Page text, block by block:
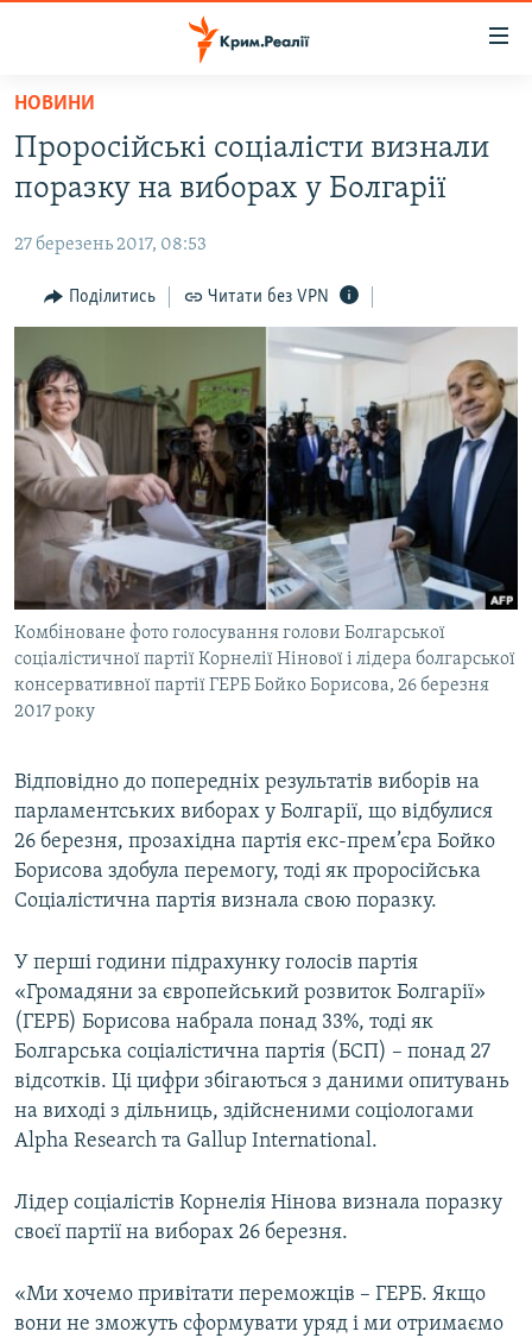
Перейти
основного
матеріалу
Перейти
до
навігації
Перейти
пошуку
ВОДА.КРИМ
ВІДЕО ТА ФОТО
ПОЛІТИКА
БЛОГИ
ІНТЕРВ'Ю
ВСЕ ЗА ДЕНЬ
СПЕЦПРОЕКТИ
ДЕПОРТАЦІЯ
ВІДЕОУРОКИ «ELIFBE»
СВІДЧЕННЯ ОКУПАЦІЇ
УКРАЇНСЬКА ПРОБЛЕМА КРИМУ
ІНФОГРАФІКА
ЯК ОБІЙТИ БЛОКУВАННЯ
Русский
Qırımtatar
ДОЛУЧАЙСЯ!
Усі сайти RFE/RL
НОВИНИ
Проросійські соціалісти визнали
поразку на виборах у Болгарії
27 березень 2017, 08:53
Поділитись Читати без VPN
Комбіноване фото голосування голови Болгарської
соціалістичної партії Корнелії Нінової і лідера болгарської
консервативної партії ГЕРБ Бойко Борисова, 26 березня
2017 року
Відповідно до попередніх результатів виборів на
парламентських виборах у Болгарії, що відбулися
26 березня, прозахідна партія екс-прем’єра Бойко
Борисова здобула перемогу, тоді як проросійська
Соціалістична партія визнала свою поразку.
У перші години підрахунку голосів партія
«Громадяни за європейський розвиток Болгарії»
(ГЕРБ) Борисова набрала понад 33%, тоді як
Болгарська соціалістична партія (БСП) – понад 27
відсотків. Ці цифри збігаються з даними опитувань
на виході з дільниць, здійсненими соціологами
Alpha Research та Gallup International.
Лідер соціалістів Корнелія Нінова визнала поразку
своєї партії на виборах 26 березня.
«Ми хочемо привітати переможців – ГЕРБ. Якщо
вони не зможуть сформувати уряд і ми отримаємо